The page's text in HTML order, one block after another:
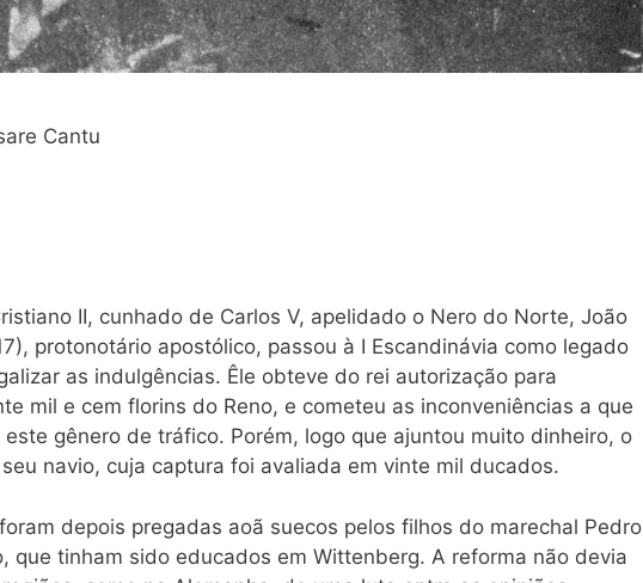
Cantu
II, cunhado de Carlos V, apelidado o Nero do Norte, João
protonotário apostólico, passou à I Escandinávia como legado
as indulgências. Êle obteve do rei autorização para
mil e cem florins do Reno, e cometeu as inconveniências a que
gênero de tráfico. Porém, logo que ajuntou muito dinheiro, o
navio, cuja captura foi avaliada em vinte mil ducados.
depois pregadas aoã suecos pelos filhos do marechal Pedro
que tinham sido educados em Wittenberg. A reforma não devia